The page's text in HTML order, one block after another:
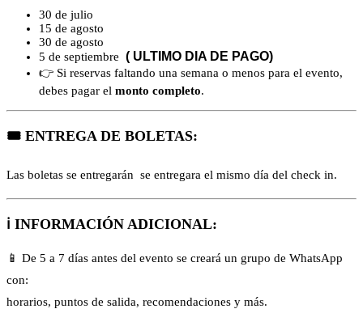
30 de julio
15 de agosto
30 de agosto
5 de septiembre ( ULTIMO DIA DE PAGO)
👉 Si reservas faltando una semana o menos para el evento,
debes pagar el monto completo.
🎟️ ENTREGA DE BOLETAS:
Las boletas se entregarán se entregara el mismo día del check in.
ℹ️ INFORMACIÓN ADICIONAL:
📱 De 5 a 7 días antes del evento se creará un grupo de WhatsApp
con:
horarios, puntos de salida, recomendaciones y más.